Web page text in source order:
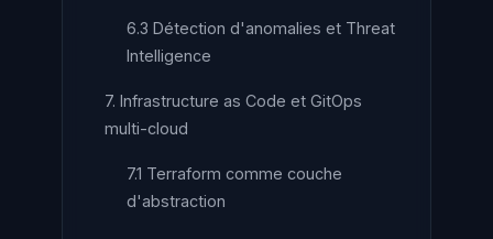
6.3 Détection d'anomalies et Threat
Intelligence
7. Infrastructure as Code et GitOps
multi-cloud
7.1 Terraform comme couche
d'abstraction